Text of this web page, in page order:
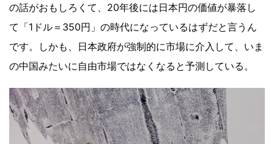
の話がおもしろくて、20年後には日本円の価値が暴落し
て「1ドル＝350円」の時代になっているはずだと言うん
です。しかも、日本政府が強制的に市場に介入して、いま
の中国みたいに自由市場ではなくなると予測している。